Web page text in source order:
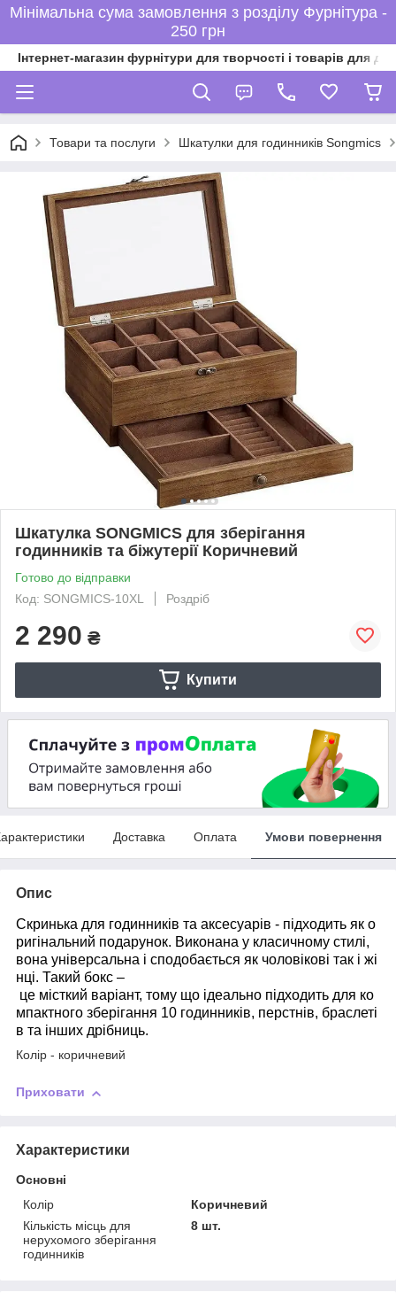
Мінімальна сума замовлення з розділу Фурнітура -
250 грн
Інтернет-магазин фурнітури для творчості і товарів для
Товари та послуги Шкатулки для годинників Songmics
Шкатулка SONGMICS для зберігання
годинників та біжутерії Коричневий
Готово до відправки
Код: SONGMICS-10XL
Роздріб
2 290 ₴
Купити
Доставка Оплата Умови повернення
Опис
Скринька для годинників та аксесуарів - підходить як о
ригінальний подарунок. Виконана у класичному стилі,
вона універсальна і сподобається як чоловікові так і жі
нці. Такий бокс –
це місткий варіант, тому що ідеально підходить для ко
мпактного зберігання 10 годинників, перстнів, браслеті
в та інших дрібниць.
Колір - коричневий
Приховати
Характеристики
Основні
Колір
Коричневий
Кількість місць для
нерухомого зберігання
годинників
8 шт.